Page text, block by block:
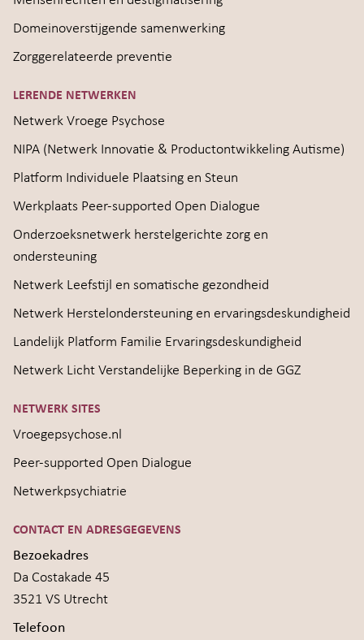
Domeinoverstijgende samenwerking
Zorggerelateerde preventie
LERENDE NETWERKEN
Netwerk Vroege Psychose
NIPA (Netwerk Innovatie & Productontwikkeling Autisme)
Platform Individuele Plaatsing en Steun
Werkplaats Peer-supported Open Dialogue
Onderzoeksnetwerk herstelgerichte zorg en
ondersteuning
Netwerk Leefstijl en somatische gezondheid
Netwerk Herstelondersteuning en ervaringsdeskundigheid
Landelijk Platform Familie Ervaringsdeskundigheid
Netwerk Licht Verstandelijke Beperking in de GGZ
NETWERK SITES
Vroegepsychose.nl
Peer-supported Open Dialogue
Netwerkpsychiatrie
CONTACT EN ADRESGEGEVENS
Bezoekadres
Da Costakade 45
3521 VS Utrecht
Telefoon